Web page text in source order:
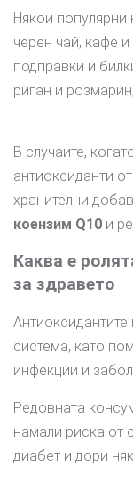
Някои популярни
черен чай, кафе
подправки и
риган и
В случаите,
антиоксиданти
хранителни
коензим Q10 и
Каква е
за здравето
система, като
инфекции и
Редовната
намали риска от
диабет и дори